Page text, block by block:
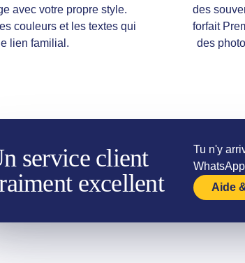
avec votre propre style.
couleurs et les textes qui
lien familial.
des
forfait
des
service client
excellent
Tu n'y
Aide